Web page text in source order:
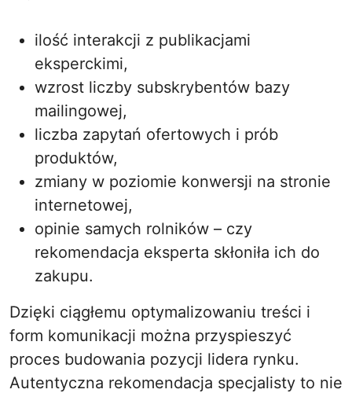
ilość interakcji z publikacjami
eksperckimi,
wzrost liczby subskrybentów bazy
mailingowej,
liczba zapytań ofertowych i prób
produktów,
zmiany w poziomie konwersji na stronie
internetowej,
opinie samych rolników – czy
rekomendacja eksperta skłoniła ich do
zakupu.
Dzięki ciągłemu optymalizowaniu treści i
form komunikacji można przyspieszyć
proces budowania pozycji lidera rynku.
Autentyczna rekomendacja specjalisty to nie